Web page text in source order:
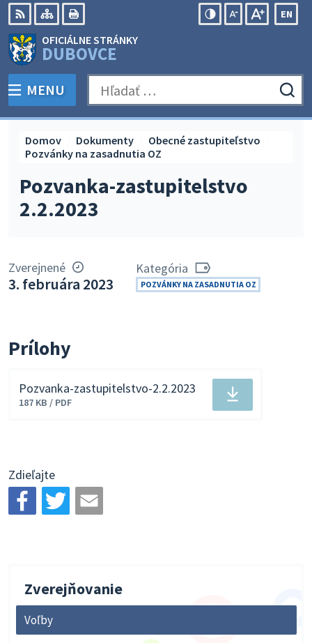
Preskočiť
na
obsah
RSS Mapa
EN
OFICIÁLNE STRÁNKY
DUBOVCE
PREPNÚŤ
MENU Hľadať:
Pozvanka-zastupitelstvo
2.2.2023
Domov Dokumenty
Obecné zastupiteľstvo
Pozvánky na zasadnutia OZ
Zverejnené
3. februára 2023
Kategória
POZVÁNKY NA ZASADNUTIA OZ
Prílohy
Stiahnuť
Pozvanka-zastupitelstvo-2.2.2023
187 KB / PDF
Zdieľajte
Zverejňovanie
Voľby